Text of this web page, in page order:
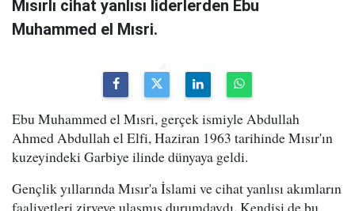
Mısırlı cihat yanlısı liderlerden Ebu
Muhammed el Mısri.
Ebu Muhammed el Mısri, gerçek ismiyle Abdullah
Ahmed Abdullah el Elfi, Haziran 1963 tarihinde Mısır'ın
kuzeyindeki Garbiye ilinde dünyaya geldi.
Gençlik yıllarında Mısır'a İslami ve cihat yanlısı akımların
faaliyetleri zirveye ulaşmış durumdaydı. Kendisi de bu